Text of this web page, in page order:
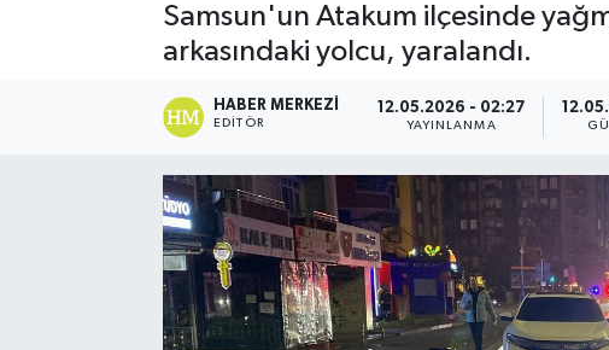
Samsun'un Atakum ilçesinde
arkasındaki yolcu, yaralandı.
HABER MERKEZI
EDITÖR
12.05.2026 - 02:27
YAYINLANMA
Tüm Manşetler
Son Dakika Haberleri
Haber Arşivi